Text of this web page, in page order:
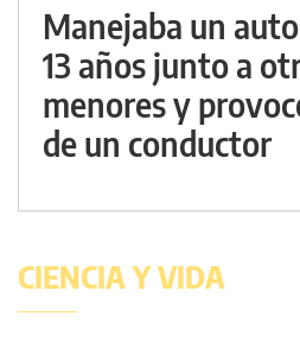
Manejaba un
13 años junto a
menores y
de un conductor
CIENCIA Y VIDA